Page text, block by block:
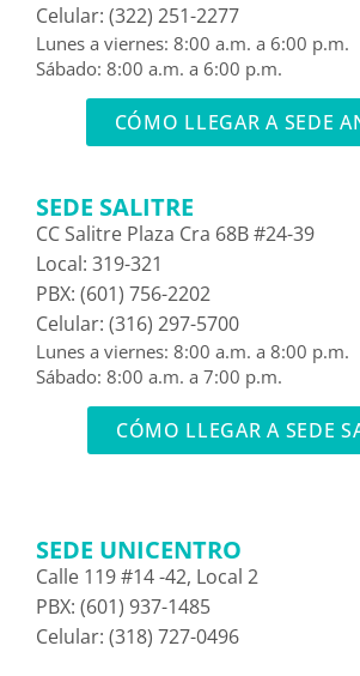
Celular: (322) 251-2277
Lunes a viernes: 8:00 a.m. a 6:00 p.m.
Sábado: 8:00 a.m. a 6:00 p.m.
CÓMO LLEGAR A SEDE
SEDE SALITRE
CC Salitre Plaza Cra 68B #24-39
Local: 319-321
PBX: (601) 756-2202
Celular: (316) 297-5700
Lunes a viernes: 8:00 a.m. a 8:00 p.m.
Sábado: 8:00 a.m. a 7:00 p.m.
CÓMO LLEGAR A SEDE
SEDE UNICENTRO
Calle 119 #14 -42, Local 2
PBX: (601) 937-1485
Celular: (318) 727-0496